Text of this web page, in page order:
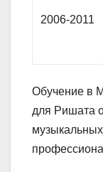
2006-2011
Обучение в
для Ришата